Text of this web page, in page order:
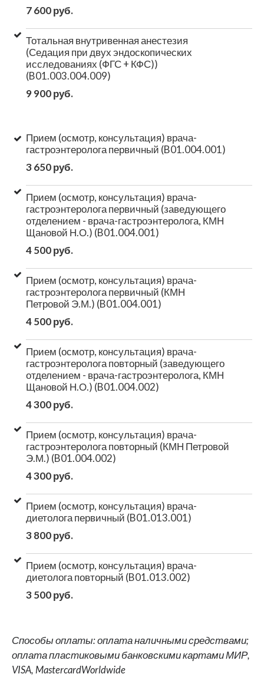
7 600 руб.
Тотальная внутривенная анестезия
(Седация при двух эндоскопических
исследованиях (ФГС + КФС))
(B01.003.004.009)
9 900 руб.
Прием (осмотр, консультация) врача-
гастроэнтеролога первичный (B01.004.001)
3 650 руб.
Прием (осмотр, консультация) врача-
гастроэнтеролога первичный (заведующего
отделением - врача-гастроэнтеролога, КМН
Щановой Н.О.) (B01.004.001)
4 500 руб.
Прием (осмотр, консультация) врача-
гастроэнтеролога первичный (КМН
Петровой Э.М.) (B01.004.001)
4 500 руб.
Прием (осмотр, консультация) врача-
гастроэнтеролога повторный (заведующего
отделением - врача-гастроэнтеролога, КМН
Щановой Н.О.) (B01.004.002)
4 300 руб.
Прием (осмотр, консультация) врача-
гастроэнтеролога повторный (КМН Петровой
Э.М.) (B01.004.002)
4 300 руб.
Прием (осмотр, консультация) врача-
диетолога первичный (B01.013.001)
3 800 руб.
Прием (осмотр, консультация) врача-
диетолога повторный (B01.013.002)
3 500 руб.
Способы оплаты: оплата наличными средствами;
оплата пластиковыми банковскими картами МИР,
VISA, MastercardWorldwide